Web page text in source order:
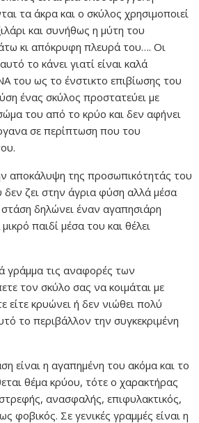
τα άκρα και ο σκύλος χρησιμοποιεί
και συνήθως η μύτη του
κι απόκρυφη πλευρά του…. Οι
το κάνει γιατί είναι καλά
του ως το ένστικτο επιβίωσης του
ένας σκύλος προστατεύει με
του από το κρύο και δεν αφήνει
σε περίπτωση που του
αποκάλυψη της προσωπικότητάς του
ζει στην άγρια φύση αλλά μέσα
δηλώνει έναν αγαπησιάρη
παιδί μέσα του και θέλει
γράμμα τις αναφορές των
τον σκύλο σας να κοιμάται με
είτε κρυώνει ή δεν νιώθει πολύ
το περιβάλλον την συγκεκριμένη
είναι η αγαπημένη του ακόμα και το
θέμα κρύου, τότε ο χαρακτήρας
ανασφαλής, επιφυλακτικός,
φοβικός. Σε γενικές γραμμές είναι η